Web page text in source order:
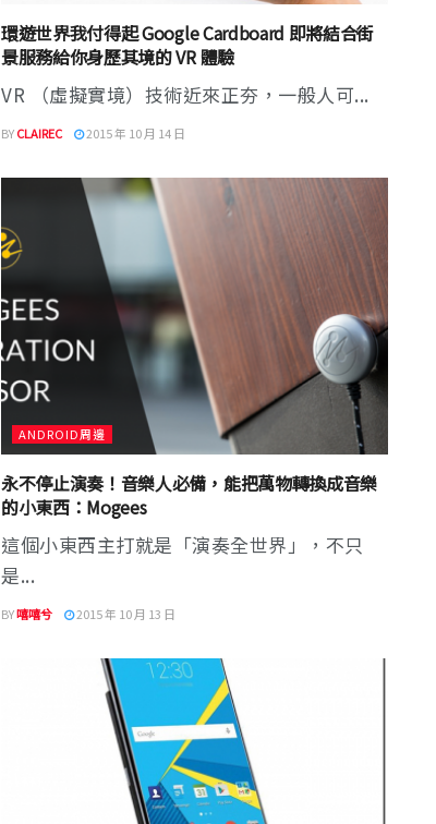
環遊世界我付得起 Google Cardboard 即將結合街
景服務給你身歷其境的 VR 體驗
VR （虛擬實境）技術近來正夯，一般人可...
BYCLAIREC 2015 年 10 月 14 日
ANDROID周邊
永不停止演奏！音樂人必備，能把萬物轉換成音樂
的小東西：Mogees
這個小東西主打就是「演奏全世界」，不只
是...
BY嘻嘻兮 2015 年 10 月 13 日